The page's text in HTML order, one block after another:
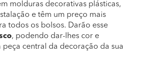
molduras decorativas plásticas,
e têm um preço mais
todos os bolsos. Darão esse
, podendo dar-lhes cor e
peça central da decoração da sua